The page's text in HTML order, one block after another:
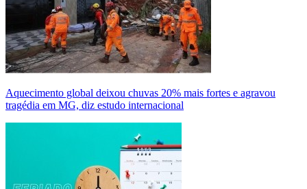
Aquecimento global deixou chuvas 20% mais fortes e agravou
tragédia em MG, diz estudo internacional